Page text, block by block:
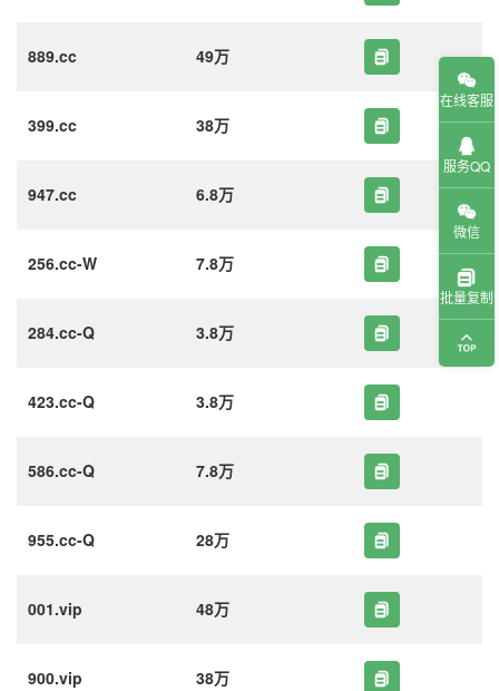
889.cc 49万
399.cc 38万
947.cc 6.8万
256.cc-W 7.8万
284.cc-Q 3.8万
423.cc-Q 3.8万
586.cc-Q 7.8万
955.cc-Q 28万
001.vip 48万
900.vip 38万
在线客服
服务QQ
微信
批量复制